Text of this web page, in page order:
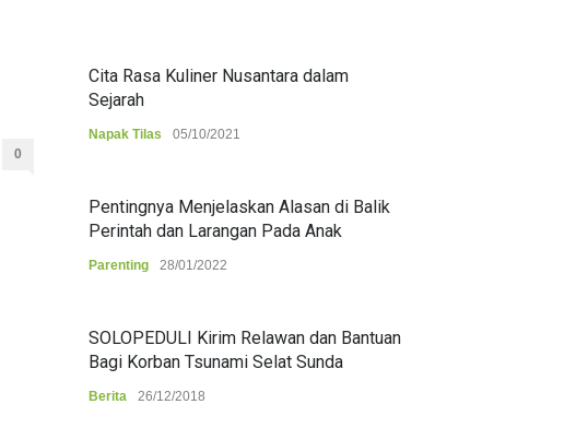
0
Cita Rasa Kuliner Nusantara dalam
Sejarah
Napak Tilas 05/10/2021
Pentingnya Menjelaskan Alasan di Balik
Perintah dan Larangan Pada Anak
Parenting 28/01/2022
SOLOPEDULI Kirim Relawan dan Bantuan
Bagi Korban Tsunami Selat Sunda
Berita 26/12/2018